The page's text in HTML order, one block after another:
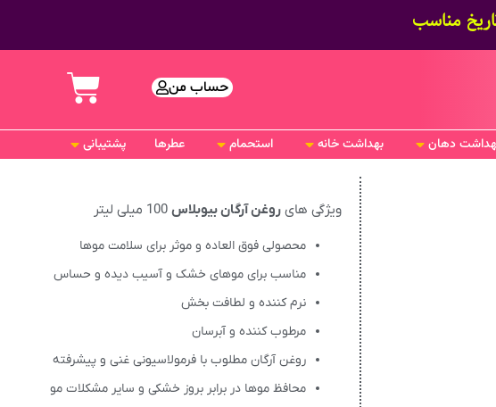
مناسب
حساب من
دهان بهداشت خانه استحمام عطرها پشتیبانی
ویژگی های روغن آرگان بیوبلاس100 میلی لیتر
محصولی فوق العاده و موثر برای سلامت موها
مناسب برای موهای خشک و آسیب دیده و حساس
نرم کننده و لطافت بخش
مرطوب کننده و آبرسان
روغن آرگان مطلوب با فرمولاسیونی غنی و پیشرفته
محافظ موها در برابر بروز خشکی و سایر مشکلات مو